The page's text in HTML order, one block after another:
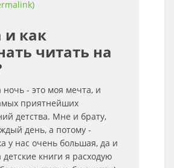
и как
читать на
ночь - это моя мечта, и
приятнейших
детства. Мне и брату,
день, а потому -
у нас очень большая, да и
детские книги я расходую